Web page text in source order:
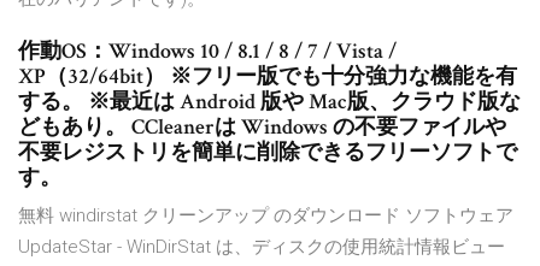
作動OS：Windows 10 / 8.1 / 8 / 7 / Vista /
XP（32/64bit） ※フリー版でも十分強力な機能を有
する。 ※最近は Android 版や Mac版、クラウド版な
どもあり。 CCleanerは Windows の不要ファイルや
不要レジストリを簡単に削除できるフリーソフトで
す。
無料 windirstat クリーンアップ のダウンロード ソフトウェア
UpdateStar - WinDirStat は、ディスクの使用統計情報ビュー